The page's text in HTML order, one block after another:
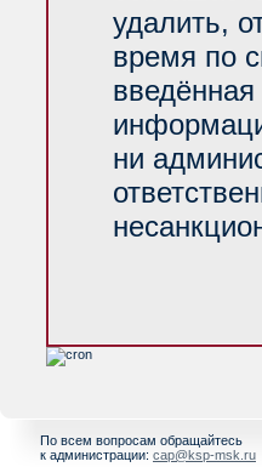
удалить,
время по
ни
По всем вопросам обращайтесь
к администрации: cap@ksp-msk.ru